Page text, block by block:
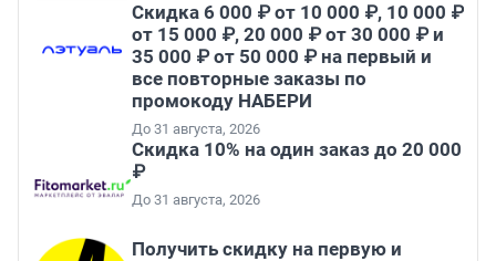
Скидка 6 000 ₽ от 10 000 ₽, 10 000 ₽
от 15 000 ₽, 20 000 ₽ от 30 000 ₽ и
35 000 ₽ от 50 000 ₽ на первый и
все повторные заказы по
промокоду НАБЕРИ
До 31 августа, 2026
Скидка 10% на один заказ до 20 000
₽
До 31 августа, 2026
Получить скидку на первую и